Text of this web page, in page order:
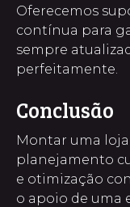
Oferecemos
contínua para
sempre
perfeitamente.
Conclusão
Montar uma
planejamento
e otimização
o apoio de uma